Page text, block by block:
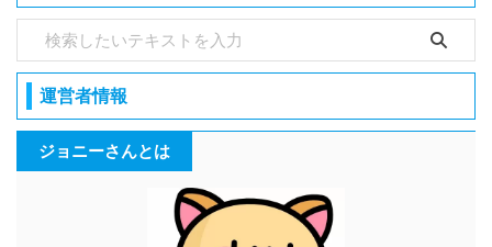
運営者情報
ジョニーさんとは